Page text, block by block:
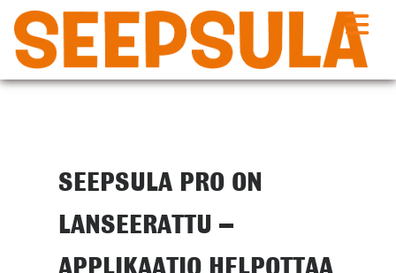
Siirry
sisältöön
SEEPSULA PRO ON
LANSEERATTU –